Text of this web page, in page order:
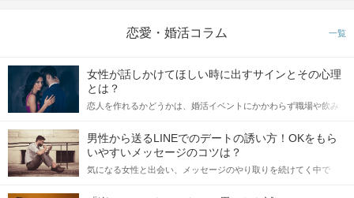
個室だから周りも気にならない！
印象をチェックするメモ機能も搭載！
STEP3 アピールタイム
恋愛・婚活コラム 一覧
女性が話しかけてほしい時に出すサインとその心理
とは？
恋人を作れるかどうかは、婚活イベントにかかわらず職場や飲み
てアプローチできるかにも左右されます。 これから恋人作りを本
格的に始めようとしている方は、女性が異性を求めて出すサイン
をしっかりと理解し、正しい行動に移せるかどうかが重要。 この
記事では、女性が話しかけて欲しい時に出すサインとその心理を
男性から送るLINEでのデートの誘い方！OKをもら
いやすいメッセージのコツは？
気になる女性と出会い、メッセージのやり取りを続けてく中で